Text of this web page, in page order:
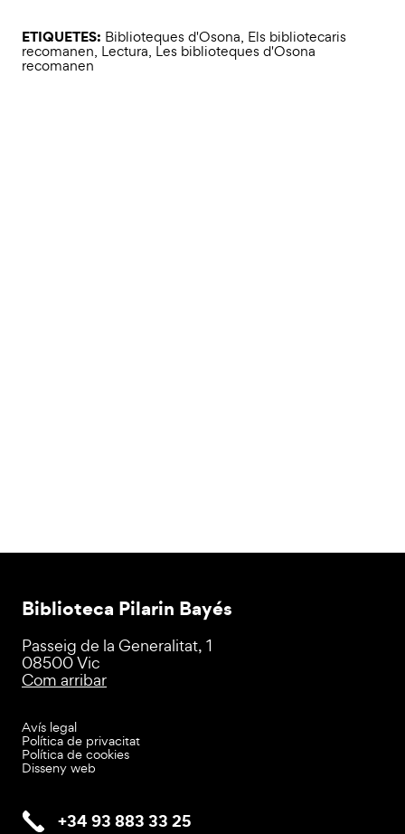
ETIQUETES: Biblioteques d'Osona, Els bibliotecaris
recomanen, Lectura, Les biblioteques d'Osona
recomanen
Biblioteca Pilarin Bayés
Passeig de la Generalitat, 1
08500 Vic
Com arribar
Avís legal
Política de privacitat
Política de cookies
Disseny web
+34 93 883 33 25